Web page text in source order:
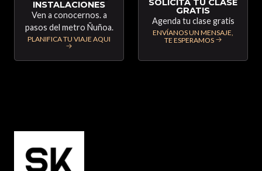
INSTALACIONES
Ven a conocernos. a
pasos del metro Ñuñoa.
PLANIFICA TU VIAJE AQUI
SOLICITA TU CLASE
GRATIS
Agenda tu clase gratis
ENVÍANOS UN MENSAJE,
TE ESPERAMOS